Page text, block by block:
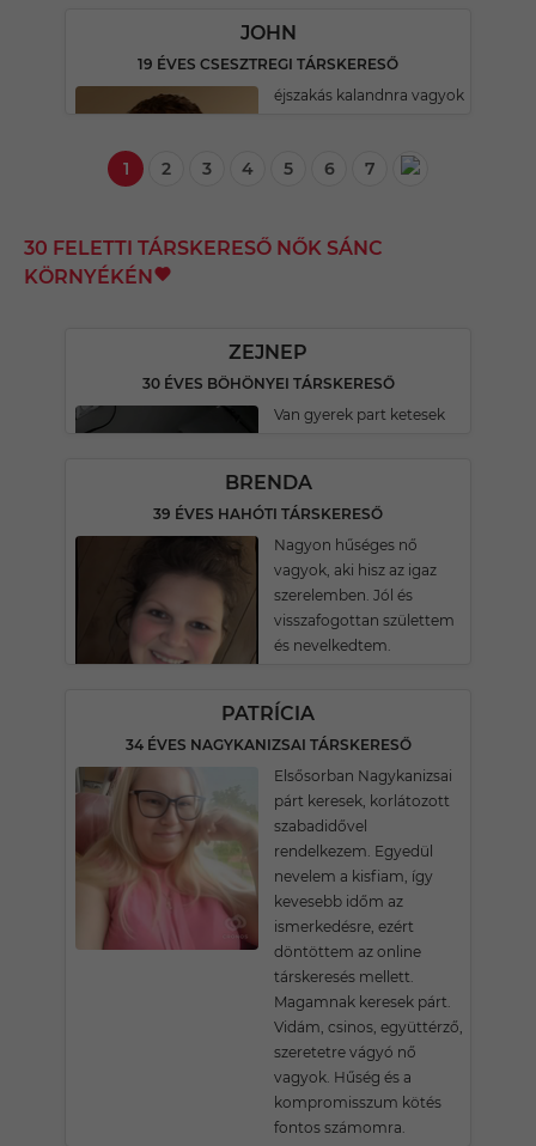
JOHN
19 ÉVES CSESZTREGI TÁRSKERESŐ
éjszakás kalandnra vagyok
1 2 3 4 5 6 7
30 FELETTI TÁRSKERESŐ NŐK SÁNC
KÖRNYÉKÉN
ZEJNEP
30 ÉVES BÖHÖNYEI TÁRSKERESŐ
Van gyerek part ketesek
BRENDA
39 ÉVES HAHÓTI TÁRSKERESŐ
Nagyon hűséges nő
vagyok, aki hisz az igaz
szerelemben. Jól és
visszafogottan születtem
és nevelkedtem.
PATRÍCIA
34 ÉVES NAGYKANIZSAI TÁRSKERESŐ
Elsősorban Nagykanizsai
párt keresek, korlátozott
szabadidővel
rendelkezem. Egyedül
nevelem a kisfiam, így
kevesebb időm az
ismerkedésre, ezért
döntöttem az online
társkeresés mellett.
Magamnak keresek párt.
Vidám, csinos, együttérző,
szeretetre vágyó nő
vagyok. Hűség és a
kompromisszum kötés
fontos számomra.